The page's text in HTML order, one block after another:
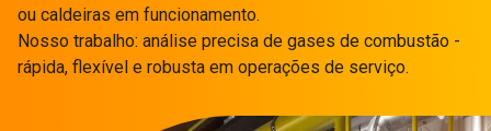
ou caldeiras em funcionamento.
Nosso trabalho: análise precisa de gases de combustão -
rápida, flexível e robusta em operações de serviço.